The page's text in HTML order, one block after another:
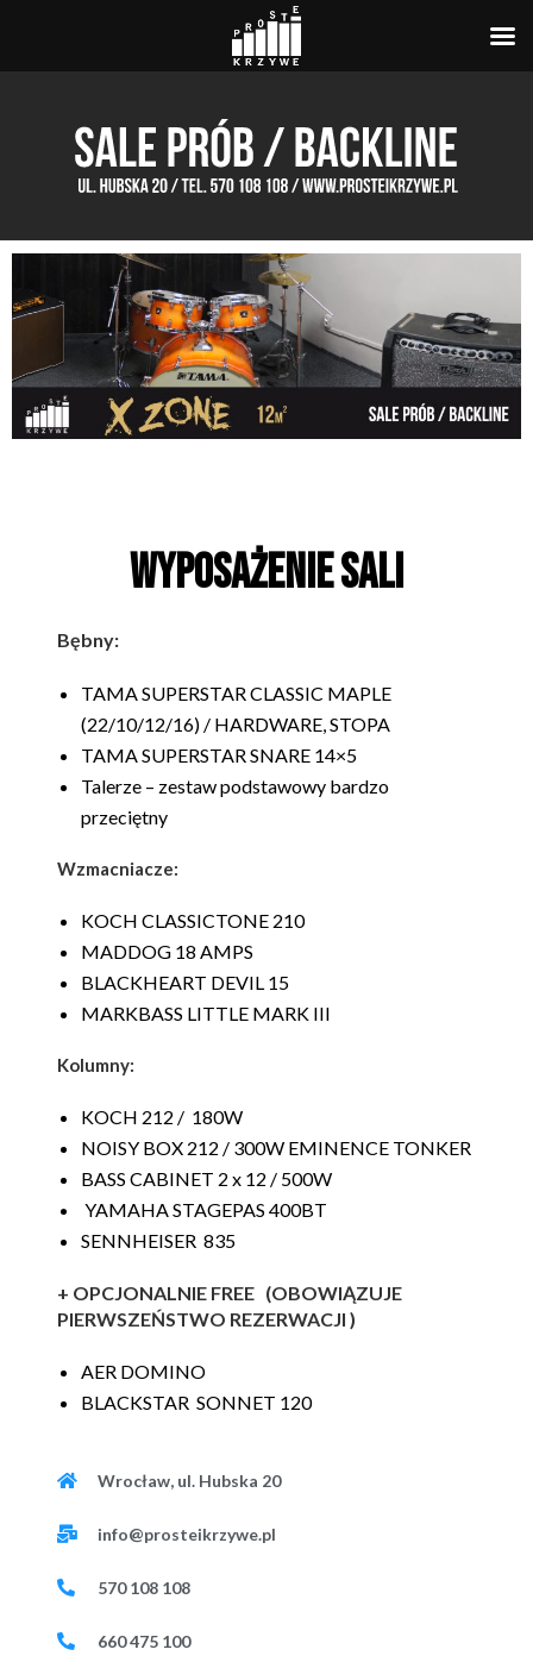
Wyposażenie sali
Bębny:
TAMA SUPERSTAR CLASSIC MAPLE
(22/10/12/16) / HARDWARE, STOPA
TAMA SUPERSTAR SNARE 14×5
Talerze – zestaw podstawowy bardzo
przeciętny
Wzmacniacze:
KOCH CLASSICTONE 210
MADDOG 18 AMPS
BLACKHEART DEVIL 15
MARKBASS LITTLE MARK III
Kolumny:
KOCH 212 / 180W
NOISY BOX 212 / 300W EMINENCE TONKER
BASS CABINET 2 x 12 / 500W
YAMAHA STAGEPAS 400BT
SENNHEISER 835
+ OPCJONALNIE FREE (OBOWIĄZUJE
PIERWSZEŃSTWO REZERWACJI )
AER DOMINO
BLACKSTAR SONNET 120
Wrocław, ul. Hubska 20
info@prosteikrzywe.pl
570 108 108
660 475 100